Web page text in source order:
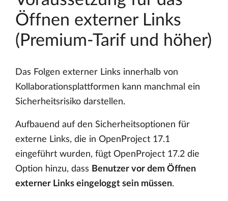
Öffnen externer Links
(Premium-Tarif und höher)
Das Folgen externer Links innerhalb von
Kollaborationsplattformen kann manchmal ein
Sicherheitsrisiko darstellen.
Aufbauend auf den Sicherheitsoptionen für
externe Links, die in OpenProject 17.1
eingeführt wurden, fügt OpenProject 17.2 die
Option hinzu, dass Benutzer vor dem Öffnen
externer Links eingeloggt sein müssen.